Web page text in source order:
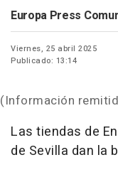
Europa Press
Viernes, 25 abril 2025
Publicado: 13:14
(Información
Las tiendas de
de Sevilla dan la